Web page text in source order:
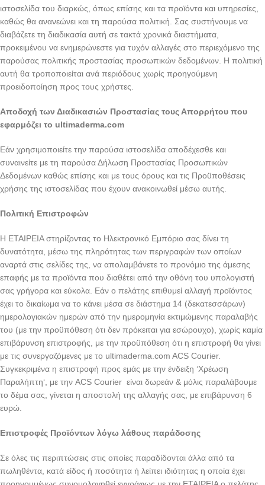
ιστοσελίδα του διαρκώς, όπως επίσης και τα προϊόντα και υπηρεσίες,
καθώς θα ανανεώνει και τη παρούσα πολιτική. Σας συστήνουμε να
διαβάζετε τη διαδικασία αυτή σε τακτά χρονικά διαστήματα,
προκειμένου να ενημερώνεστε για τυχόν αλλαγές στο περιεχόμενο της
παρούσας πολιτικής προστασίας προσωπικών δεδομένων. Η πολιτική
αυτή θα τροποποιείται ανά περιόδους χωρίς προηγούμενη
προειδοποίηση προς τους χρήστες.
Αποδοχή των Διαδικασιών Προστασίας τους Απορρήτου που
εφαρμόζει το ultimaderma.com
Εάν χρησιμοποιείτε την παρούσα ιστοσελίδα αποδέχεσθε και
συναινείτε με τη παρούσα Δήλωση Προστασίας Προσωπικών
Δεδομένων καθώς επίσης και με τους όρους και τις Προϋποθέσεις
χρήσης της ιστοσελίδας που έχουν ανακοινωθεί μέσω αυτής.
Πολιτική Επιστροφών
Η ΕΤΑΙΡΕΙΑ στηρίζοντας το Ηλεκτρονικό Εμπόριο σας δίνει τη
δυνατότητα, μέσω της πληρότητας των περιγραφών των οποίων
αναρτά στις σελίδες της, να απολαμβάνετε το προνόμιο της άμεσης
επαφής με τα προϊόντα που διαθέτει από την οθόνη του υπολογιστή
σας γρήγορα και εύκολα. Εάν ο πελάτης επιθυμεί αλλαγή προϊόντος
έχει το δικαίωμα να το κάνει μέσα σε διάστημα 14 (δεκατεσσάρων)
ημερολογιακών ημερών από την ημερομηνία εκτιμώμενης παραλαβής
του (με την προϋπόθεση ότι δεν πρόκειται για εσώρουχο), χωρίς καμία
επιβάρυνση επιστροφής, με την προϋπόθεση ότι η επιστροφή θα γίνει
με τις συνεργαζόμενες με το ultimaderma.com ACS Courier.
Συγκεκριμένα η επιστροφή προς εμάς με την ένδειξη ‘Χρέωση
Παραλήπτη‘, με την ACS Courier είναι δωρεάν & μόλις παραλάβουμε
το δέμα σας, γίνεται η αποστολή της αλλαγής σας, με επιβάρυνση 6
ευρώ.
Επιστροφές Προϊόντων λόγω λάθους παράδοσης
Σε όλες τις περιπτώσεις στις οποίες παραδίδονται άλλα από τα
πωληθέντα, κατά είδος ή ποσότητα ή λείπει ιδιότητας η οποία έχει